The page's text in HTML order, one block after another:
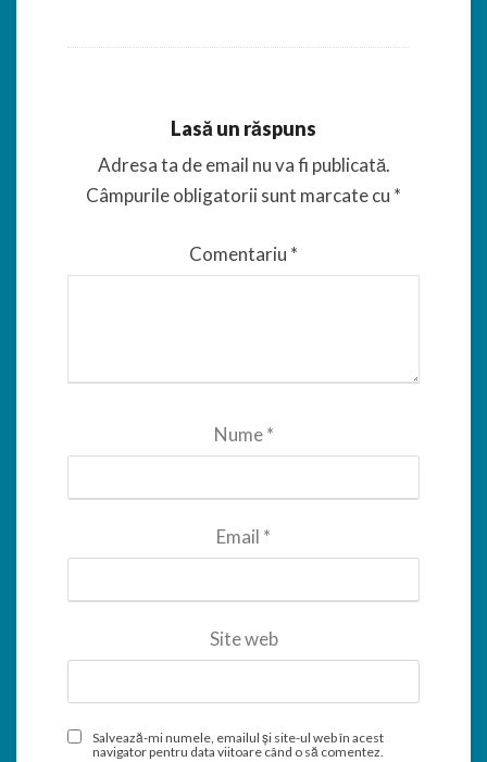
Lasă un răspuns
Adresa ta de email nu va fi publicată.
Câmpurile obligatorii sunt marcate cu *
Comentariu *
Nume*
Email *
Site web
Salvează-mi numele, emailul și site-ul web în acest
navigator pentru data viitoare când o să comentez.